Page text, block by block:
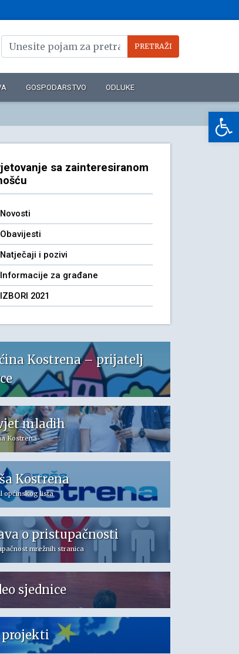
GOSPODARSTVO ODLUKE
sa zainteresiranom
Novosti
Obavijesti
Natječaji i pozivi
Informacije za građane
IZBORI 2021
Kostrena – prijatelj
mladih
Kostrena
Kostrena
općinskog lista
o pristupačnosti
mrežnih stranica
sjednice
projekti